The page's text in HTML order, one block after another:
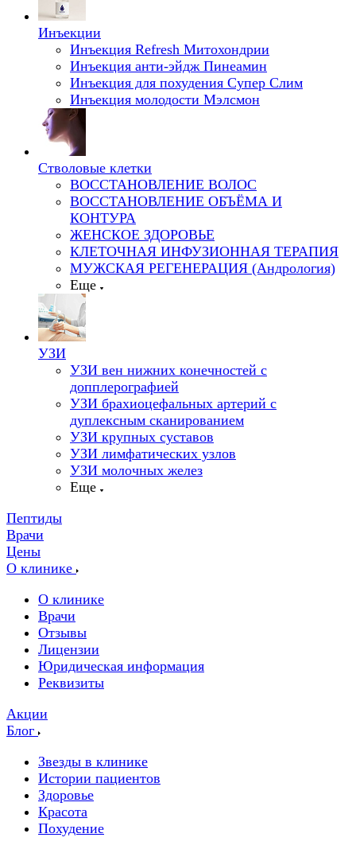
Инъекции
Инъекция Refresh Митохондрии
Инъекция анти-эйдж Пинеамин
Инъекция для похудения Супер Слим
Инъекция молодости Мэлсмон
Стволовые клетки
ВОССТАНОВЛЕНИЕ ВОЛОС
ВОССТАНОВЛЕНИЕ ОБЪЁМА И
КОНТУРА
ЖЕНСКОЕ ЗДОРОВЬЕ
КЛЕТОЧНАЯ ИНФУЗИОННАЯ ТЕРАПИЯ
МУЖСКАЯ РЕГЕНЕРАЦИЯ (Андрология)
Еще
УЗИ
УЗИ вен нижних конечностей с
допплерографией
УЗИ брахиоцефальных артерий с
дуплексным сканированием
УЗИ крупных суставов
УЗИ лимфатических узлов
УЗИ молочных желез
Еще
Пептиды
Врачи
Цены
О клинике
О клинике
Врачи
Отзывы
Лицензии
Юридическая информация
Реквизиты
Акции
Блог
Звезды в клинике
Истории пациентов
Здоровье
Красота
Похудение